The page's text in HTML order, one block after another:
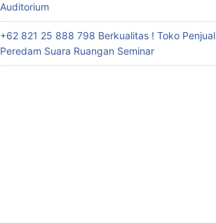
Auditorium
+62 821 25 888 798 Berkualitas ! Toko Penjual
Peredam Suara Ruangan Seminar